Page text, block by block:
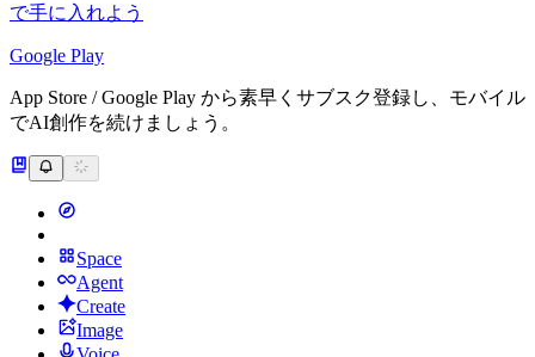
で手に入れよう
Google Play
App Store / Google Play から素早くサブスク登録し、モバイル
でAI創作を続けましょう。
Space
Agent
Create
Image